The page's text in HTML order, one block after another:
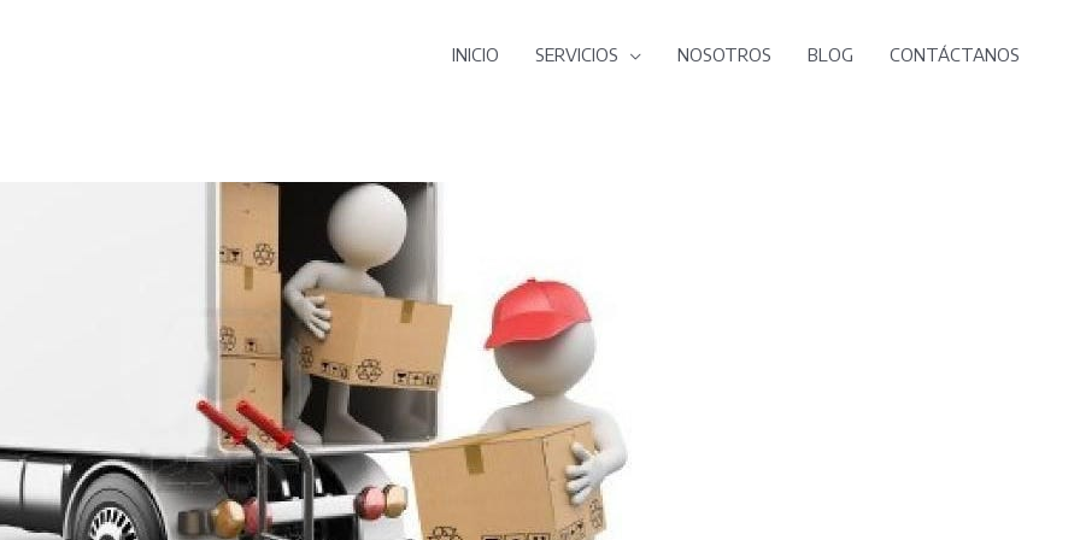
INICIO SERVICIOS NOSOTROS BLOG CONTÁCTANOS